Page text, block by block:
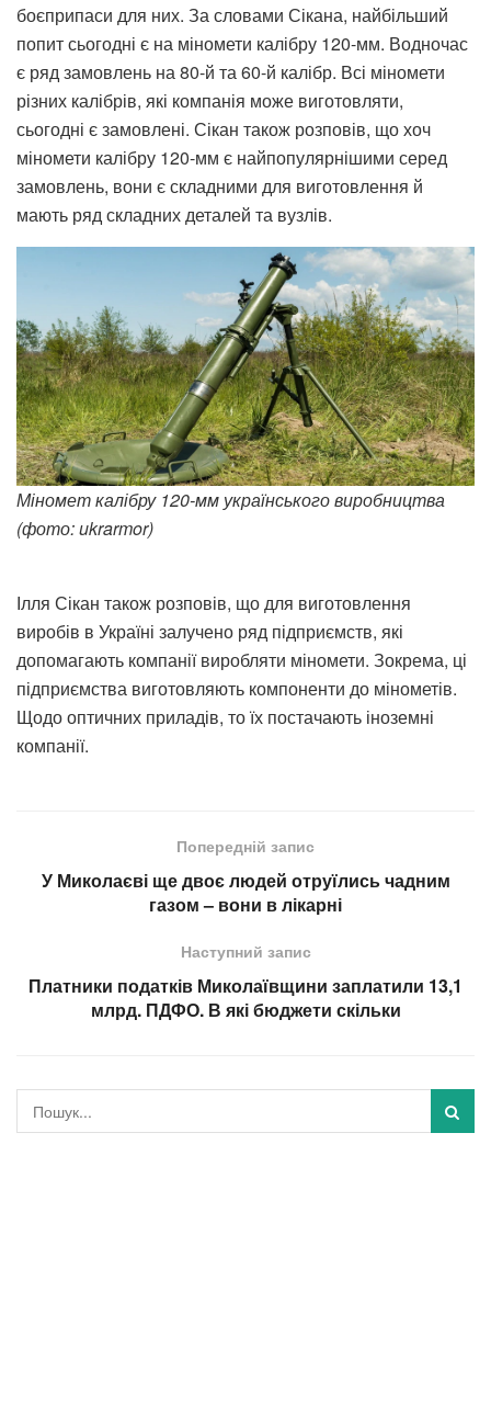
боєприпаси для них. За словами Сікана, найбільший
попит сьогодні є на міномети калібру 120-мм. Водночас
є ряд замовлень на 80-й та 60-й калібр. Всі міномети
різних калібрів, які компанія може виготовляти,
сьогодні є замовлені. Сікан також розповів, що хоч
міномети калібру 120-мм є найпопулярнішими серед
замовлень, вони є складними для виготовлення й
мають ряд складних деталей та вузлів.
Міномет калібру 120-мм українського виробництва
(фото: ukrarmor)
Ілля Сікан також розповів, що для виготовлення
виробів в Україні залучено ряд підприємств, які
допомагають компанії виробляти міномети. Зокрема, ці
підприємства виготовляють компоненти до мінометів.
Щодо оптичних приладів, то їх постачають іноземні
компанії.
Попередній запис
У Миколаєві ще двоє людей отруїлись чадним
газом – вони в лікарні
Наступний запис
Платники податків Миколаївщини заплатили 13,1
млрд. ПДФО. В які бюджети скільки